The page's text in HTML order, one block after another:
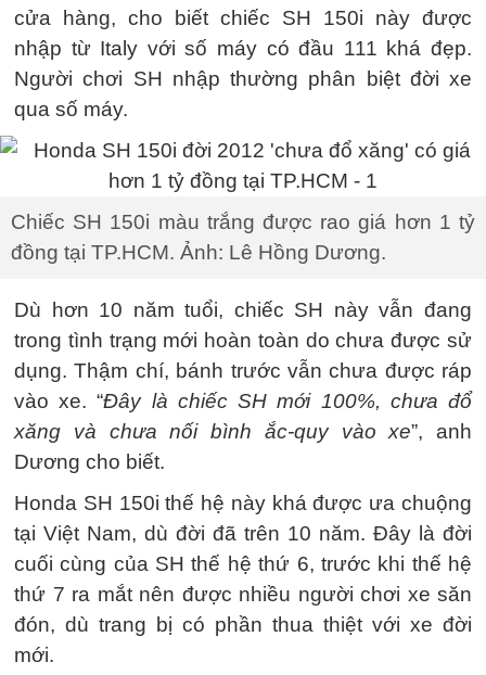
cửa hàng, cho biết chiếc SH 150i này được
nhập từ Italy với số máy có đầu 111 khá đẹp.
Người chơi SH nhập thường phân biệt đời xe
qua số máy.
Chiếc SH 150i màu trắng được rao giá hơn 1 tỷ
đồng tại TP.HCM. Ảnh: Lê Hồng Dương.
Dù hơn 10 năm tuổi, chiếc SH này vẫn đang
trong tình trạng mới hoàn toàn do chưa được sử
dụng. Thậm chí, bánh trước vẫn chưa được ráp
vào xe. “Đây là chiếc SH mới 100%, chưa đổ
xăng và chưa nối bình ắc-quy vào xe”, anh
Dương cho biết.
Honda SH 150i thế hệ này khá được ưa chuộng
tại Việt Nam, dù đời đã trên 10 năm. Đây là đời
cuối cùng của SH thế hệ thứ 6, trước khi thế hệ
thứ 7 ra mắt nên được nhiều người chơi xe săn
đón, dù trang bị có phần thua thiệt với xe đời
mới.